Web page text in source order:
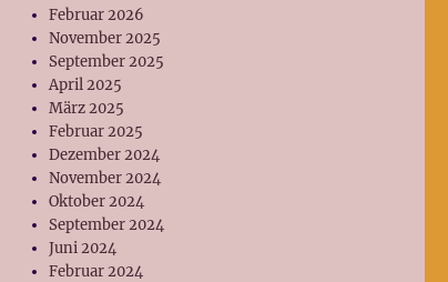
Februar 2026
November 2025
September 2025
April 2025
März 2025
Februar 2025
Dezember 2024
November 2024
Oktober 2024
September 2024
Juni 2024
Februar 2024